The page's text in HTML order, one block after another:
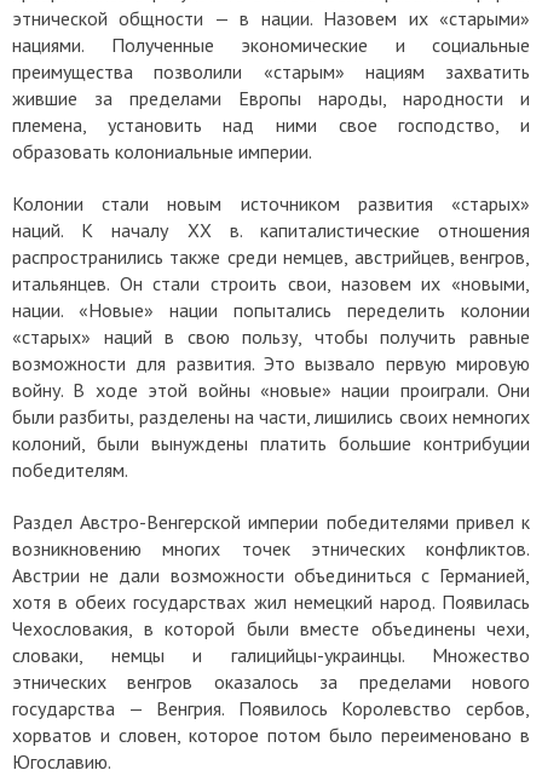
этнической общности — в нации. Назовем их «старыми»
нациями. Полученные экономические и социальные
преимущества позволили «старым» нациям захватить
жившие за пределами Европы народы, народности и
племена, установить над ними свое господство, и
образовать колониальные империи.
Колонии стали новым источником развития «старых»
наций. К началу ХХ в. капиталистические отношения
распространились также среди немцев, австрийцев, венгров,
итальянцев. Он стали строить свои, назовем их «новыми,
нации. «Новые» нации попытались переделить колонии
«старых» наций в свою пользу, чтобы получить равные
возможности для развития. Это вызвало первую мировую
войну. В ходе этой войны «новые» нации проиграли. Они
были разбиты, разделены на части, лишились своих немногих
колоний, были вынуждены платить большие контрибуции
победителям.
Раздел Австро-Венгерской империи победителями привел к
возникновению многих точек этнических конфликтов.
Австрии не дали возможности объединиться с Германией,
хотя в обеих государствах жил немецкий народ. Появилась
Чехословакия, в которой были вместе объединены чехи,
словаки, немцы и галицийцы-украинцы. Множество
этнических венгров оказалось за пределами нового
государства — Венгрия. Появилось Королевство сербов,
хорватов и словен, которое потом было переименовано в
Югославию.